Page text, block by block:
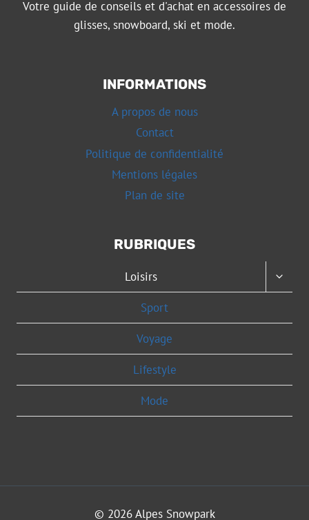
Votre guide de conseils et d'achat en accessoires de
glisses, snowboard, ski et mode.
INFORMATIONS
A propos de nous
Contact
Politique de confidentialité
Mentions légales
Plan de site
RUBRIQUES
Loisirs
Sport
Voyage
Lifestyle
Mode
© 2026 Alpes Snowpark